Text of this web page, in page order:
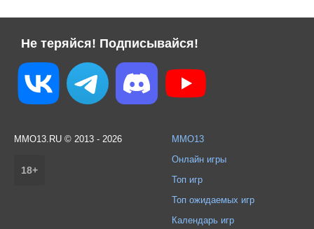
Не теряйся! Подписывайся!
MMO13.RU © 2013 - 2026
18+
MMO13
Онлайн игры
Топ игр
Топ ожидаемых игр
Календарь игр